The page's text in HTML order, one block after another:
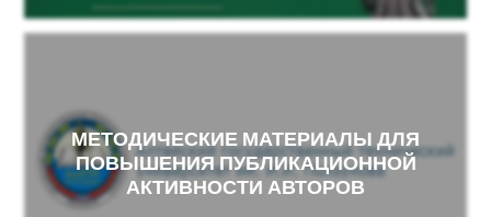
МЕТОДИЧЕСКИЕ МАТЕРИАЛЫ ДЛЯ
ПОВЫШЕНИЯ ПУБЛИКАЦИОННОЙ
АКТИВНОСТИ АВТОРОВ